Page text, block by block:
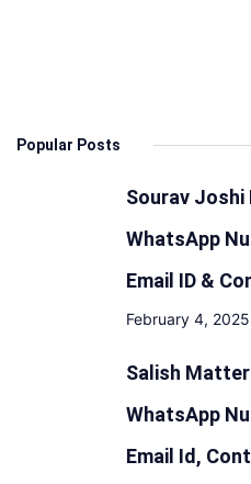
Popular Posts
Sourav Joshi
WhatsApp
Email ID &
February 4, 2025
Salish Matter
WhatsApp
Email Id,